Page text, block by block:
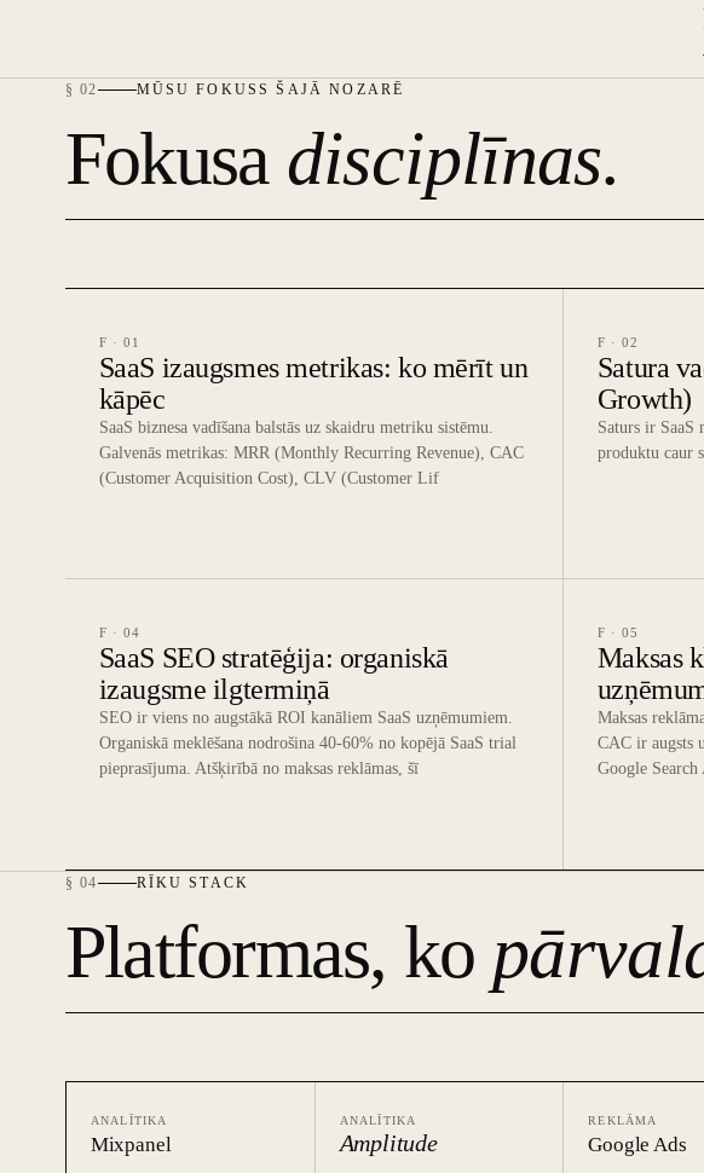
§ 02 MŪSU FOKUSS ŠAJĀ NOZARĒ
Fokusa disciplīnas.
F · 01
SaaS izaugsmes metrikas: ko mērīt un
kāpēc
SaaS biznesa vadīšana balstās uz skaidru metriku sistēmu.
Galvenās metrikas: MRR (Monthly Recurring Revenue), CAC
(Customer Acquisition Cost), CLV (Customer Lif
F · 02
Satura
Growth)
Saturs ir SaaS
produktu caur
F · 04
SaaS SEO stratēģija: organiskā
izaugsme ilgtermiņā
SEO ir viens no augstākā ROI kanāliem SaaS uzņēmumiem.
Organiskā meklēšana nodrošina 40-60% no kopējā SaaS trial
pieprasījuma. Atšķirībā no maksas reklāmas, šī
F · 05
Maksas
Maksas
CAC ir augsts
Google Search
§ 04 RĪKU STACK
Platformas, ko
ANALĪTIKA
Mixpanel
ANALĪTIKA
Amplitude
REKLĀMA
Google Ads